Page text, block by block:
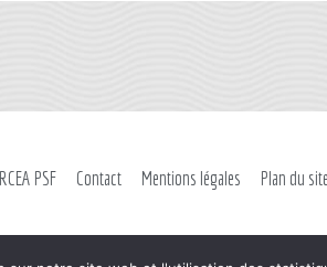
PSF Contact Mentions légales Plan du site